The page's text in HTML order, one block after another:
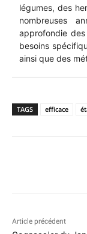
légumes, des
nombreuses
approfondie
besoins
ainsi que des
TAGS efficace
Article précédent